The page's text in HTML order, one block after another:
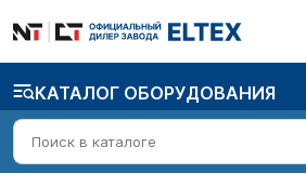
КАТАЛОГ ОБОРУДОВАНИЯ